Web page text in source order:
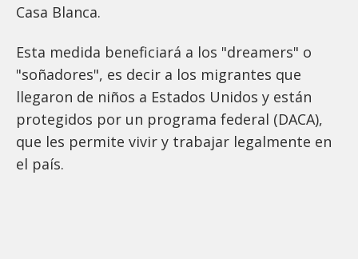
Casa Blanca.
Esta medida beneficiará a los "dreamers" o
"soñadores", es decir a los migrantes que
llegaron de niños a Estados Unidos y están
protegidos por un programa federal (DACA),
que les permite vivir y trabajar legalmente en
el país.